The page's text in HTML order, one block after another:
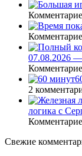
07.08.2026
2
логика с
Свежие